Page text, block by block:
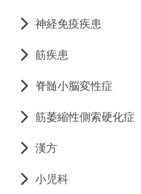
神経免疫疾患
筋疾患
脊髄小脳変性症
筋萎縮性側索硬化症
漢方
小児科